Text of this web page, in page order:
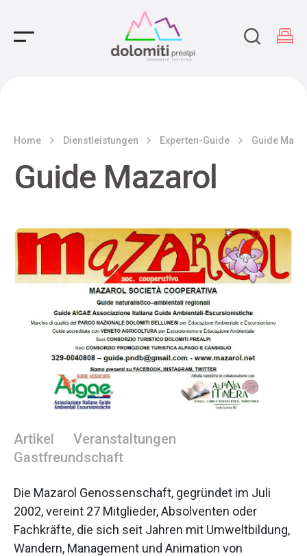
Main Navigation
Home Dienstleistungen Experten-Guide Guide
Guide Mazarol
Artikel
Veranstaltungen
Gastfreundschaft
Die Mazarol Genossenschaft, gegründet im Juli
2002, vereint 27 Mitglieder, Absolventen oder
Fachkräfte, die sich seit Jahren mit Umweltbildung,
Wandern, Management und Animation von